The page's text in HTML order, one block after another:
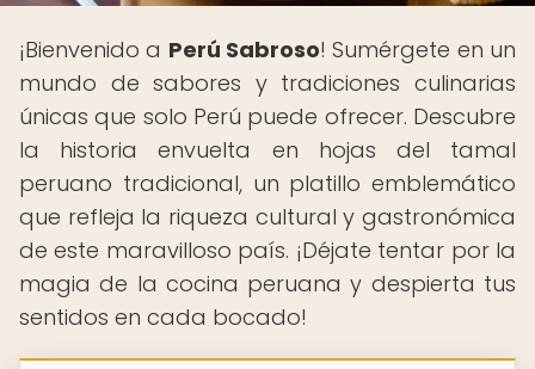
¡Bienvenido a Perú Sabroso! Sumérgete en un
mundo de sabores y tradiciones culinarias
únicas que solo Perú puede ofrecer. Descubre
la historia envuelta en hojas del tamal
peruano tradicional, un platillo emblemático
que refleja la riqueza cultural y gastronómica
de este maravilloso país. ¡Déjate tentar por la
magia de la cocina peruana y despierta tus
sentidos en cada bocado!